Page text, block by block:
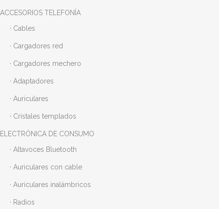
ACCESORIOS TELEFONÍA
· Cables
· Cargadores red
· Cargadores mechero
· Adaptadores
· Auriculares
· Cristales templados
ELECTRÓNICA DE CONSUMO
· Altavoces Bluetooth
· Auriculares con cable
· Auriculares inalámbricos
· Radios